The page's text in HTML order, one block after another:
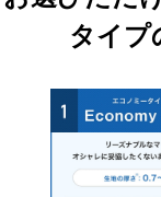
タイプ